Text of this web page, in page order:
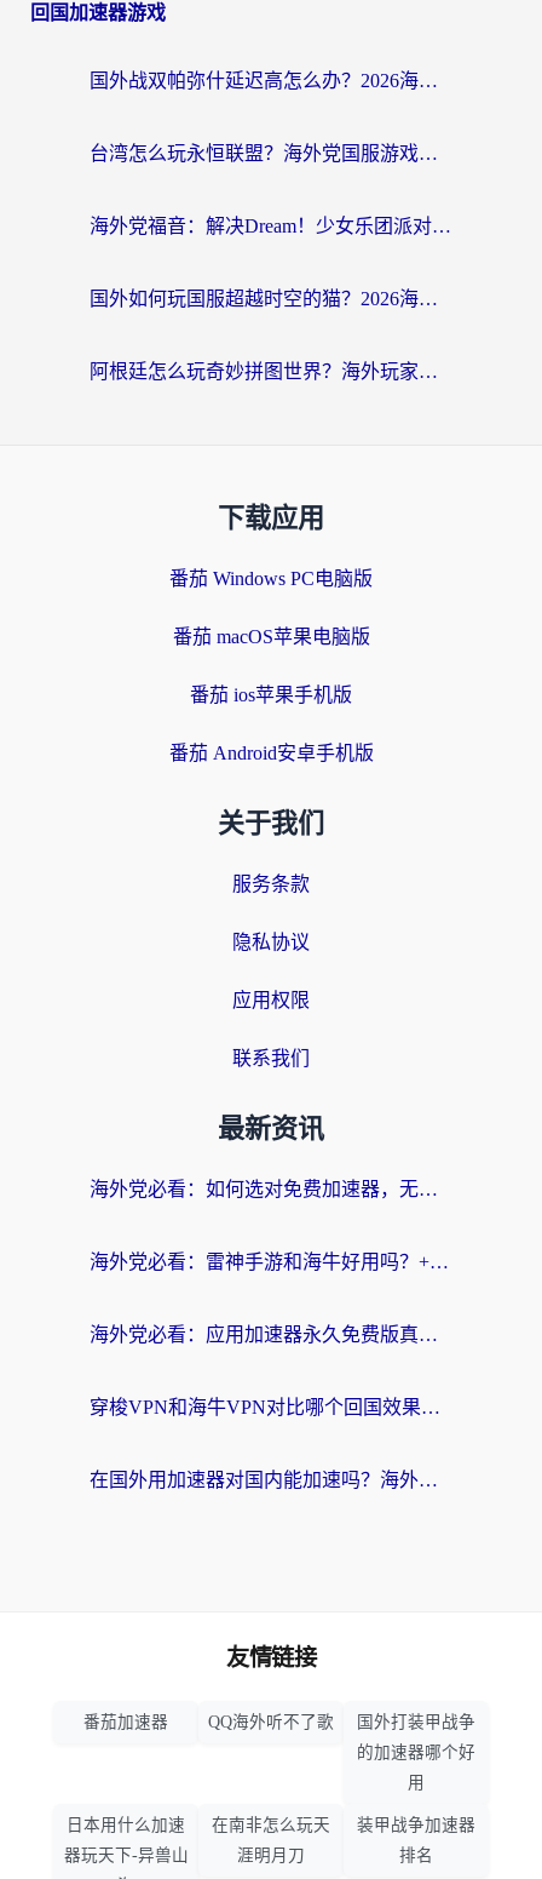
回国加速器游戏
国外战双帕弥什延迟高怎么办？2026海外畅玩国服游戏终极指南（附实测工具推荐）
台湾怎么玩永恒联盟？海外党国服游戏加速器选择全攻略（附3大热门游戏实测）
海外党福音：解决Dream！少女乐团派对！国外延迟的实用指南，附北美英国游戏加速方案
国外如何玩国服超越时空的猫？2026海外党必看的加速器选择指南
阿根廷怎么玩奇妙拼图世界？海外玩家国服游戏加速全攻略（附帕斯卡契约战舰少女解决方案）
下载应用
番茄 Windows PC电脑版
番茄 macOS苹果电脑版
番茄 ios苹果手机版
番茄 Android安卓手机版
关于我们
服务条款
隐私协议
应用权限
联系我们
最新资讯
海外党必看：如何选对免费加速器，无缝访问国内资源不踩坑？
海外党必看：雷神手游和海牛好用吗？+3款热门加速器实测对比，附番茄加速器无缝回国指南
海外党必看：应用加速器永久免费版真的存在吗？教你选对回国加速器无缝刷国内资源
穿梭VPN和海牛VPN对比哪个回国效果更好？海外华人亲测3款热门加速器+避坑指南
在国外用加速器对国内能加速吗？海外党亲测有效的无缝访问指南
友情链接
番茄加速器 QQ海外听不了歌
国外打装甲战争
的加速器哪个好
用
日本用什么加速
器玩天下-异兽山
在南非怎么玩天
涯明月刀
装甲战争加速器
排名